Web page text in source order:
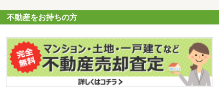
不動産をお持ちの方